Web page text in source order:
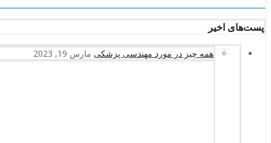
پست‌های اخیر
همه چیز در مورد مهندسی پزشکی مارس 19, 2023